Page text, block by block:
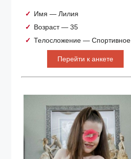
Имя — Лилия
Возраст — 35
Телосложение — Спортивное
Перейти к анкете